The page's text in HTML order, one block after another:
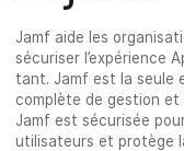
Jamf aide les
sécuriser l’expérience
tant. Jamf est la seule
complète de gestion et
Jamf est sécurisée
utilisateurs et protège